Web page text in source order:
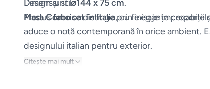
Dimensiuni:⌀144 x 75 cm.
Produsfabricat în Italia, cu finisaje impecabile
Design și stil
Masa Comose distinge prin eleganța
aduce o notă contemporană în orice ambient.
designului italian pentru exterior.
Citește mai mult